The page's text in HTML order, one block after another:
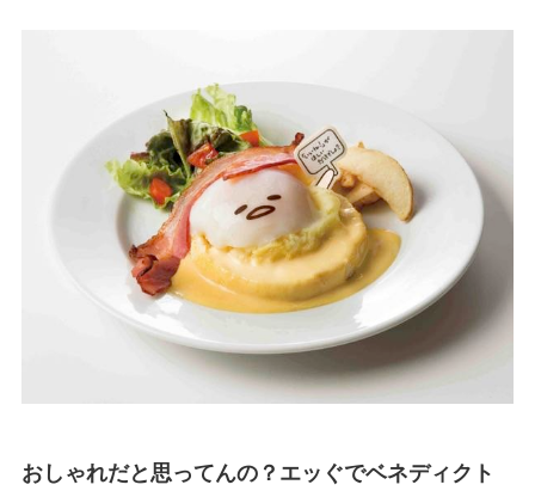
おしゃれだと思ってんの？エッぐでベネディクト